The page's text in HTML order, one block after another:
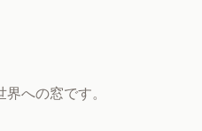
への窓です。